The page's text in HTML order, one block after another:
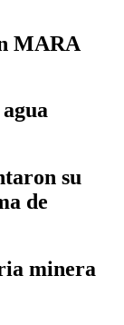
MARA
su
de
minera